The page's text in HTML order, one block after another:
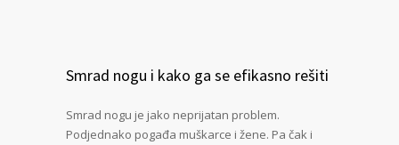
Smrad nogu i kako ga se efikasno rešiti
Smrad nogu je jako neprijatan problem.
Podjednako pogađa muškarce i žene. Pa čak i